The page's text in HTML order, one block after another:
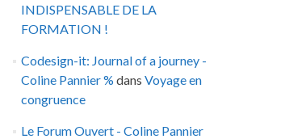
INDISPENSABLE DE LA
FORMATION !
Codesign-it: Journal of a journey -
Coline Pannier % dans Voyage en
congruence
Le Forum Ouvert - Coline Pannier